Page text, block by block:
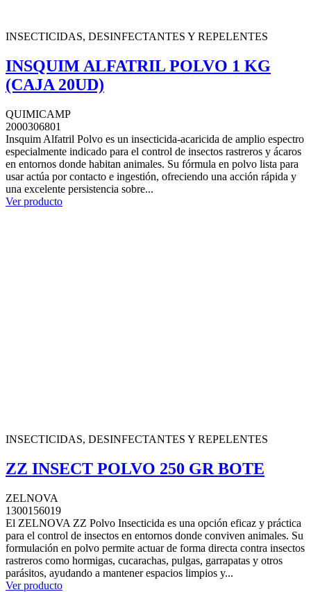
INSECTICIDAS, DESINFECTANTES Y REPELENTES
INSQUIM ALFATRIL POLVO 1 KG
(CAJA 20UD)
QUIMICAMP
2000306801
Insquim Alfatril Polvo es un insecticida-acaricida de amplio espectro
especialmente indicado para el control de insectos rastreros y ácaros
en entornos donde habitan animales. Su fórmula en polvo lista para
usar actúa por contacto e ingestión, ofreciendo una acción rápida y
una excelente persistencia sobre...
Ver producto
INSECTICIDAS, DESINFECTANTES Y REPELENTES
ZZ INSECT POLVO 250 GR BOTE
ZELNOVA
1300156019
El ZELNOVA ZZ Polvo Insecticida es una opción eficaz y práctica
para el control de insectos en entornos donde conviven animales. Su
formulación en polvo permite actuar de forma directa contra insectos
rastreros como hormigas, cucarachas, pulgas, garrapatas y otros
parásitos, ayudando a mantener espacios limpios y...
Ver producto